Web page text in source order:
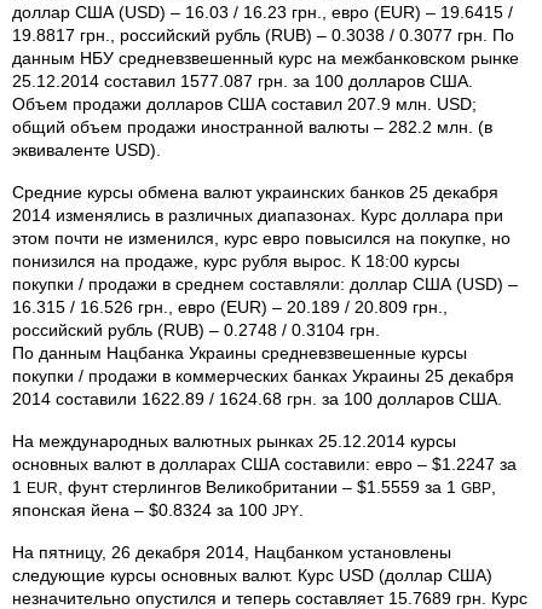
доллар США (USD) – 16.03 / 16.23 грн., евро (EUR) – 19.6415 /
19.8817 грн., российский рубль (RUB) – 0.3038 / 0.3077 грн. По
данным НБУ средневзвешенный курс на межбанковском рынке
25.12.2014 составил 1577.087 грн. за 100 долларов США.
Объем продажи долларов США составил 207.9 млн. USD;
общий объем продажи иностранной валюты – 282.2 млн. (в
эквиваленте USD).
Средние курсы обмена валют украинских банков 25 декабря
2014 изменялись в различных диапазонах. Курс доллара при
этом почти не изменился, курс евро повысился на покупке, но
понизился на продаже, курс рубля вырос. К 18:00 курсы
покупки / продажи в среднем составляли: доллар США (USD) –
16.315 / 16.526 грн., евро (EUR) – 20.189 / 20.809 грн.,
российский рубль (RUB) – 0.2748 / 0.3104 грн.
По данным Нацбанка Украины средневзвешенные курсы
покупки / продажи в коммерческих банках Украины 25 декабря
2014 составили 1622.89 / 1624.68 грн. за 100 долларов США.
На международных валютных рынках 25.12.2014 курсы
основных валют в долларах США составили: евро – $1.2247 за
1 EUR , фунт стерлингов Великобритании – $1.5559 за 1 GBP
японская йена – $0.8324 за 100 JPY
На пятницу, 26 декабря 2014, Нацбанком установлены
следующие курсы основных валют. Курс USD (доллар США)
незначительно опустился и теперь составляет 15.7689 грн. Курс